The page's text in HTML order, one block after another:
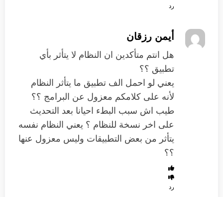
رد
أيمن رزقان
هل انتم متأكدين ان النظام لا يتأثر بأي
تطبيق ؟؟
يعني لو احمل الف تطبيق ما يتأثر النظام
لأنه على كلامكم معزول عن البرامج ؟؟
طيب اش سبب البطء احيانا بعد التحديث
على اخر نسخة للنظام ؟ يعني النظام نفسه
يتأثر من بعض التطبيقات وليس معزول عنها
؟؟
رد